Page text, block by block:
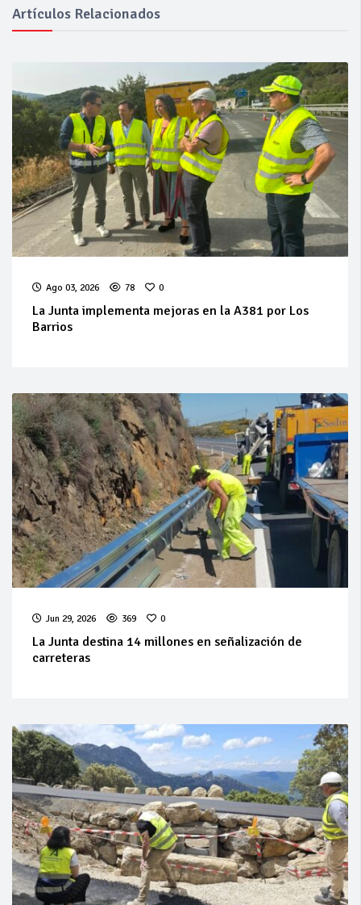
Artículos Relacionados
Ago 03, 2026 78 0
La Junta implementa mejoras en la A381 por Los
Barrios
Jun 29, 2026 369 0
La Junta destina 14 millones en señalización de
carreteras